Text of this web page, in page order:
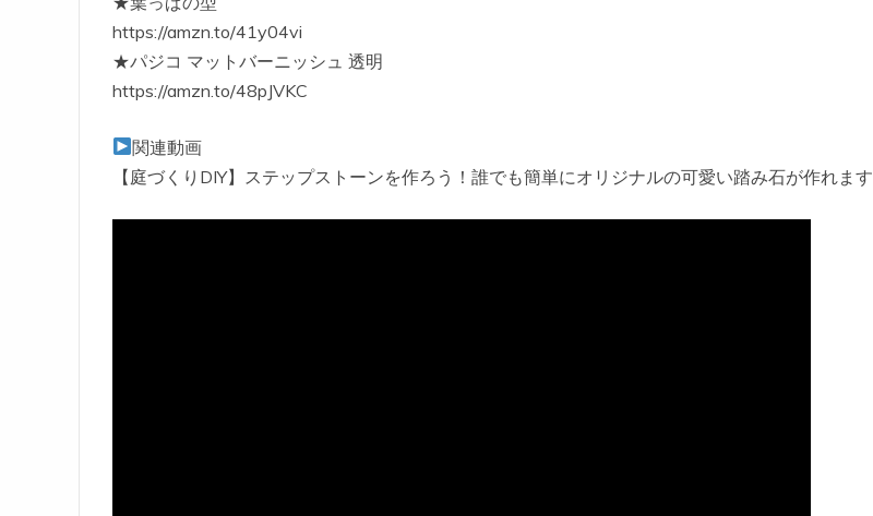
https://amzn.to/41y04vi
★パジコ マットバーニッシュ 透明
https://amzn.to/48pJVKC
関連動画
【庭づくりDIY】ステップストーンを作ろう！誰でも簡単にオリジナルの可愛い踏み石が作れます